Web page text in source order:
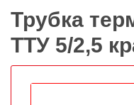
Трубка
ТТУ 5/2,5